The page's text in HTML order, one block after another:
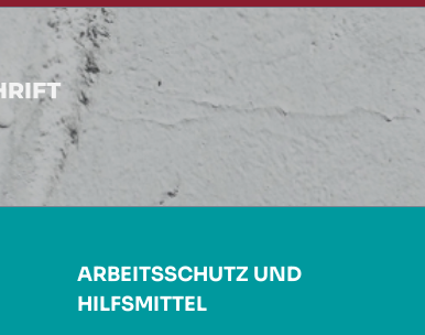
ARBEITSSCHUTZ UND
HILFSMITTEL